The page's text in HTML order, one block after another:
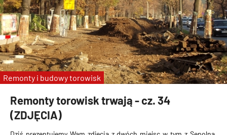
Remonty torowisk trwają - cz. 34
(ZDJĘCIA)
Remonty i budowy torowisk